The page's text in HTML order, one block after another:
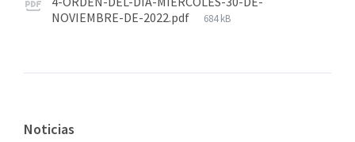
NOVIEMBRE-DE-2022.pdf
684 kB
Noticias